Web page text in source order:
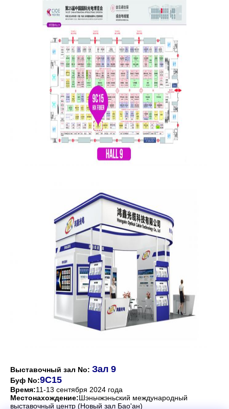
Выставочный зал No: Зал 9
Буф No:9С15
Время:11-13 сентября 2024 года
Местонахождение:Шэньчжэньский международный
выставочный центр (Новый зал Бао'ан)